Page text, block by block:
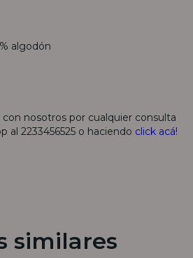
algodón
nosotros por cualquier consulta
al 2233456525 o haciendo click acá!
similares